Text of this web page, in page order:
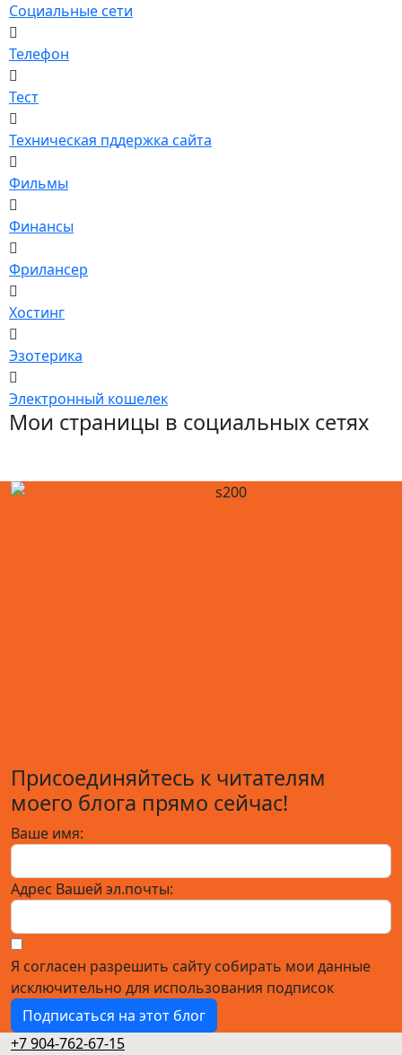
Социальные сети
Телефон
Тест
Техническая пддержка сайта
Фильмы
Финансы
Фрилансер
Хостинг
Эзотерика
Электронный кошелек
Мои страницы в социальных сетях
Присоединяйтесь к читателям
моего блога прямо сейчас!
Ваше имя:
Адрес Вашей эл.почты:
Я согласен разрешить сайту собирать мои данные
исключительно для использования подписок
Подписаться на этот блог
+7 904-762-67-15